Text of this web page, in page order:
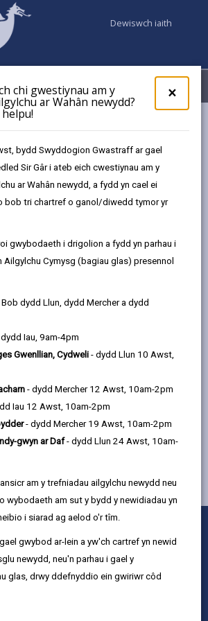
×
chi gwestiynau am y
ar Wahân newydd?
bydd Swyddogion Gwastraff ar gael
Sir Gâr i ateb eich cwestiynau am y
ar Wahân newydd, a fydd yn cael ei
bob tri chartref o ganol/diwedd tymor yr
gwybodaeth i drigolion a fydd yn parhau i
Ailgylchu Cymysg (bagiau glas) presennol
Bob dydd Llun, dydd Mercher a dydd
Iau, 9am-4pm
Gwenllian, Cydweli- dydd Llun 10 Awst,
- dydd Mercher 12 Awst, 10am-2pm
Iau 12 Awst, 10am-2pm
- dydd Mercher 19 Awst, 10am-2pm
gwyn ar Daf- dydd Llun 24 Awst, 10am-
am y trefniadau ailgylchu newydd neu
wybodaeth am sut y bydd y newidiadau yn
i siarad ag aelod o'r tîm.
gwybod ar-lein a yw'ch cartref yn newid
newydd, neu'n parhau i gael y
glas, drwy ddefnyddio ein gwiriwr côd
Dewiswch iaith
Hwb Caerfyrddin (Rhagfyr)
Hwb Caerfyrddin, Uned
Santes Catrin,
SA31 1GA
BLANT A
1
Star
2
Stars
3
Stars
4
Stars
5
Stars
SUBMIT
â ni